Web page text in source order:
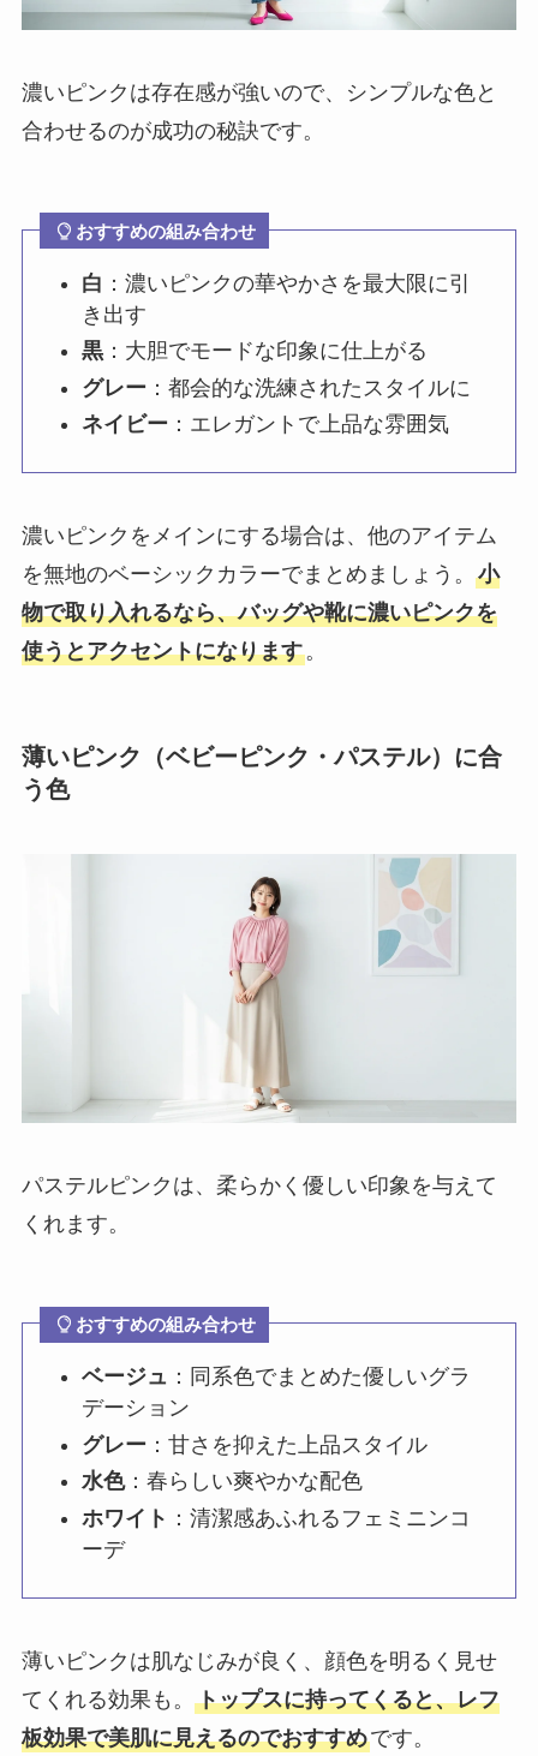
濃いピンクは存在感が強いので、シンプルな色と
合わせるのが成功の秘訣です。
おすすめの組み合わせ
白 ：濃いピンクの華やかさを最大限に引
き出す
黒 ：大胆でモードな印象に仕上がる
グレー ：都会的な洗練されたスタイルに
ネイビー ：エレガントで上品な雰囲気
濃いピンクをメインにする場合は、他のアイテム
を無地のベーシックカラーでまとめましょう。 小
物で取り入れるなら、バッグや靴に濃いピンクを
使うとアクセントになります。
薄いピンク（ベビーピンク・パステル）に合
う色
パステルピンクは、柔らかく優しい印象を与えて
くれます。
おすすめの組み合わせ
ベージュ ：同系色でまとめた優しいグラ
デーション
グレー ：甘さを抑えた上品スタイル
水色：春らしい爽やかな配色
ホワイト ：清潔感あふれるフェミニンコ
ーデ
薄いピンクは肌なじみが良く、顔色を明るく見せ
てくれる効果も。 トップスに持ってくると、レフ
板効果で美肌に見えるのでおすすめです。